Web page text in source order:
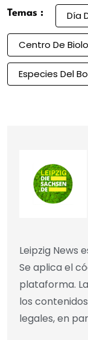
Temas : Día
Centro De
Especies Del
Leipzig News
Se aplica el
plataforma.
los
legales, en